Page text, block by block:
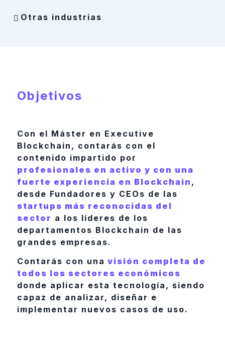
Otras industrias
Objetivos
Con el Máster en Executive
Blockchain, contarás con el
contenido impartido por
profesionales en activo y con una
fuerte experiencia en Blockchain ,
desde Fundadores y CEOs de las
startups más reconocidas del
sector a los líderes de los
departamentos Blockchain de las
grandes empresas.
Contarás con una visión completa de
todos los sectores económicos
donde aplicar esta tecnología, siendo
capaz de analizar, diseñar e
implementar nuevos casos de uso.